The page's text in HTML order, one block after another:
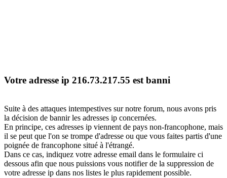
Votre adresse ip 216.73.217.55 est banni
Suite à des attaques intempestives sur notre forum, nous avons pris
la décision de bannir les adresses ip concernées.
En principe, ces adresses ip viennent de pays non-francophone, mais
il se peut que l'on se trompe d'adresse ou que vous faites partis d'une
poignée de francophone situé à l'étrangé.
Dans ce cas, indiquez votre adresse email dans le formulaire ci
dessous afin que nous puissions vous notifier de la suppression de
votre adresse ip dans nos listes le plus rapidement possible.